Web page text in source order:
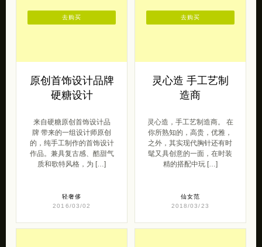
原创首饰设计品牌
硬糖设计
来自硬糖原创首饰设计品
牌 带来的一组设计师原创
的，纯手工制作的首饰设计
作品。兼具复古感、酷甜气
质和歌特风格，为 […]
轻奢侈
2016/03/02
去购买
灵心造 手工艺制
造商
灵心造，手工艺制造商。 在
你所熟知的，高贵，优雅，
之外，其实现代胸针还有时
髦又具创意的一面，在时装
精的搭配中玩 […]
仙女范
2018/03/23
去购买